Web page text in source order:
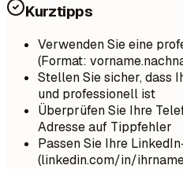
Kurztipps
Verwenden Sie eine
(Format:
Stellen Sie sicher, dass
und professionell ist
Überprüfen Sie Ihre
Adresse auf Tippfehler
Passen Sie Ihre
(linkedin.com/in/